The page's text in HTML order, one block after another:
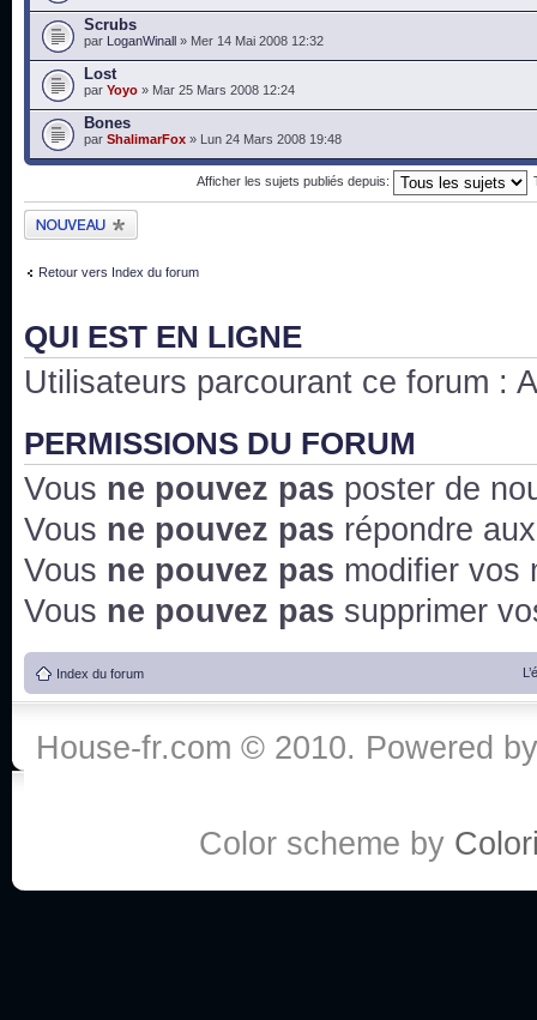
Scrubs
par LoganWinall » Mer 14 Mai 2008 12:32
Lost
par Yoyo » Mar 25 Mars 2008 12:24
Bones
par ShalimarFox » Lun 24 Mars 2008 19:48
Afficher les sujets publiés depuis:
Publier un nouveau
sujet
Retour vers Index du forum
QUI EST EN LIGNE
Utilisateurs parcourant ce forum :
PERMISSIONS DU FORUM
Vous ne pouvez pas poster de
Vous ne pouvez pas répondre
Vous ne pouvez pas modifier vos
Vous ne pouvez pas supprimer
Index du forum
House-fr.com © 2010. Powered
Color scheme by